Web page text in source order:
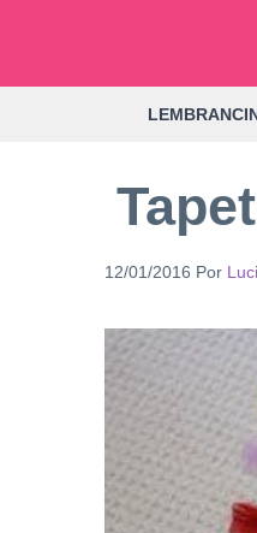
12/01/2016 Por